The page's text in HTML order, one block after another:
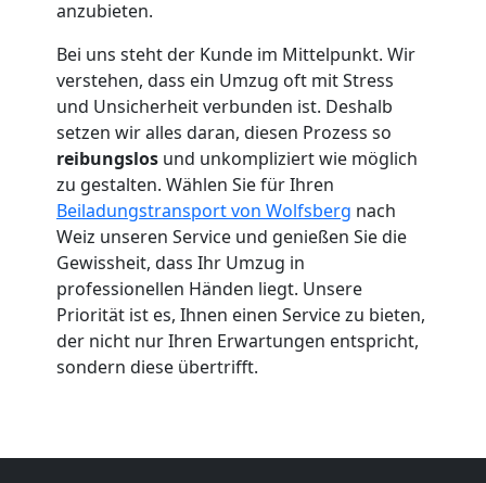
anzubieten.
Bei uns steht der Kunde im Mittelpunkt. Wir
verstehen, dass ein Umzug oft mit Stress
und Unsicherheit verbunden ist. Deshalb
setzen wir alles daran, diesen Prozess so
reibungslos und unkompliziert wie möglich
zu gestalten. Wählen Sie für Ihren
Beiladungstransport von Wolfsberg nach
Weiz unseren Service und genießen Sie die
Gewissheit, dass Ihr Umzug in
professionellen Händen liegt. Unsere
Priorität ist es, Ihnen einen Service zu bieten,
der nicht nur Ihren Erwartungen entspricht,
sondern diese übertrifft.
Wolfsberg
Umzug
Mann
LKW